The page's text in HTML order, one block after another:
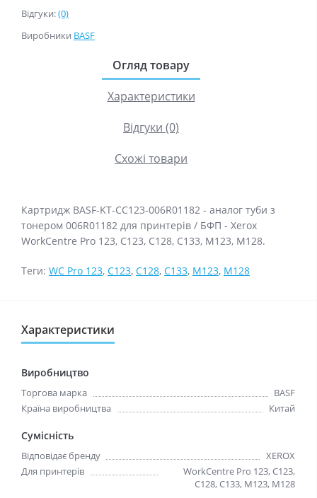
Відгуки:(0)
Виробники BASF
Огляд товару
Характеристики
Відгуки (0)
Схожі товари
Картридж BASF-KT-CC123-006R01182 - аналог туби з
тонером 006R01182 для принтерів / БФП - Xerox
WorkCentre Pro 123, C123, C128, C133, M123, M128.
Теги: WC Pro 123, C123, C128, C133, M123, M128
Характеристики
Виробництво
Торгова марка
BASF
Країна виробництва
Китай
Сумісність
Відповідає бренду
XEROX
Для принтерів
WorkCentre Pro 123, C123,
C128, C133, M123, M128